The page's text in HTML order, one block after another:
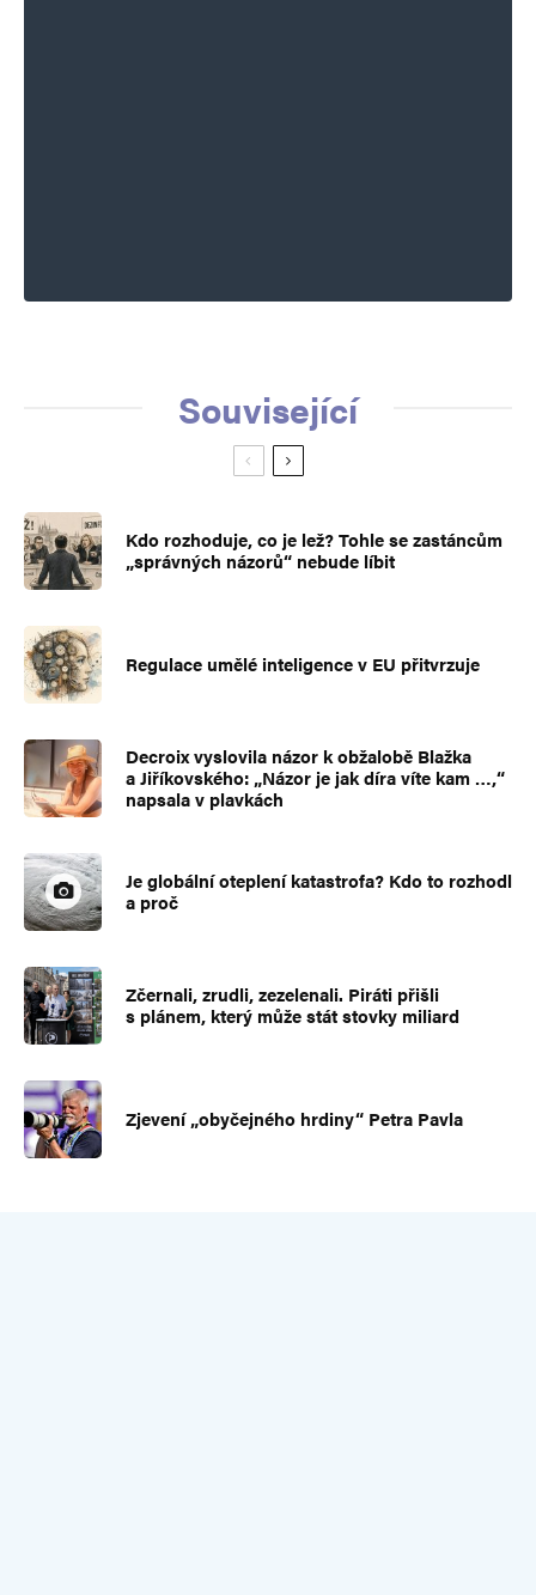
Související
Kdo rozhoduje, co je lež? Tohle se zastáncům
„správných názorů“ nebude líbit
Regulace umělé inteligence v EU přitvrzuje
Decroix vyslovila názor k obžalobě Blažka
a Jiříkovského: „Názor je jak díra víte kam …,“
napsala v plavkách
Je globální oteplení katastrofa? Kdo to rozhodl
a proč
Zčernali, zrudli, zezelenali. Piráti přišli
s plánem, který může stát stovky miliard
Zjevení „obyčejného hrdiny“ Petra Pavla